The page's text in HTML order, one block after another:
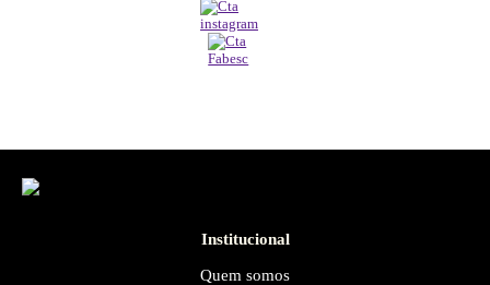
Institucional
Quem somos